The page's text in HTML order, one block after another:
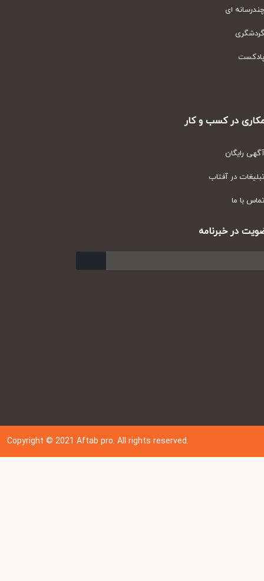
ای
در کسب و کار
رایگان
در آفتاب
با ما
در خبرنامه
Copyright © 202 1Aftab pro. All rights reserved.